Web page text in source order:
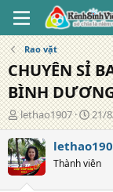
Rao vặt
CHUYÊN SỈ
BÌNH
T
á
c
g
i
ả
lethao1907
N
g
à
y
đ
21/
Thành viên